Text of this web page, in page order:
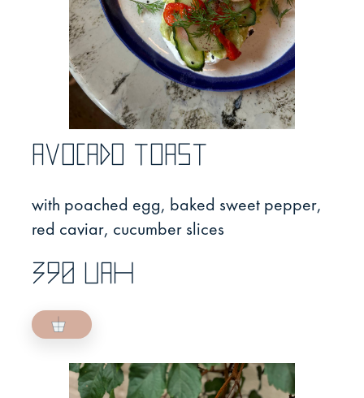
Avocado toast
with poached egg, baked sweet pepper,
red caviar, cucumber slices
390 UAH